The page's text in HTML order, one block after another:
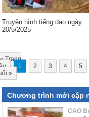
Truyền hình tiếng dao ngày
20/5/2025
«Trang
1 2 3 4 5
»
Chương trình mới cập
CAO